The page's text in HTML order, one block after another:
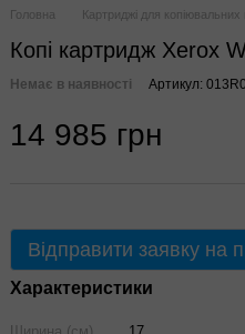
Головна Картриджі для копіювальних
Копі картридж Xerox
Немає в наявності Артикул:
14 985 грн
Відправити заявку на
Характеристики